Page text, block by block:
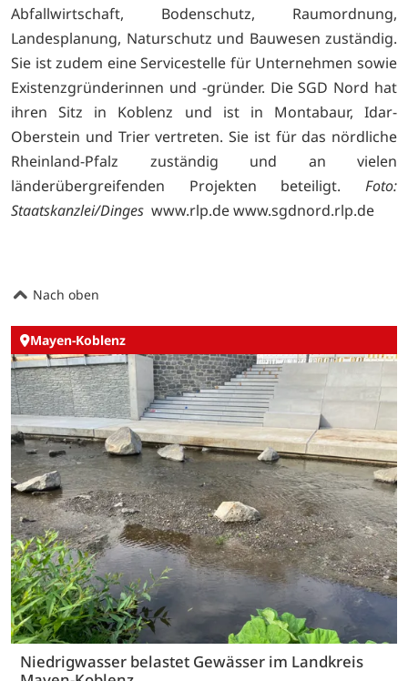
Abfallwirtschaft, Bodenschutz, Raumordnung,
Landesplanung, Naturschutz und Bauwesen zuständig.
Sie ist zudem eine Servicestelle für Unternehmen sowie
Existenzgründerinnen und -gründer. Die SGD Nord hat
ihren Sitz in Koblenz und ist in Montabaur, Idar-
Oberstein und Trier vertreten. Sie ist für das nördliche
Rheinland-Pfalz zuständig und an vielen
länderübergreifenden Projekten beteiligt. Foto:
Staatskanzlei/Dinges www.rlp.dewww.sgdnord.rlp.de
Nach oben
Mayen-Koblenz
Niedrigwasser belastet Gewässer im Landkreis